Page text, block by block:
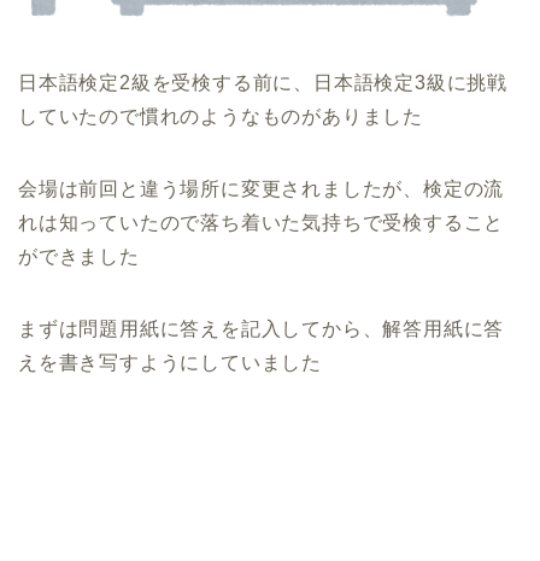
日本語検定2級を受検する前に、日本語検定3級に挑戦
していたので慣れのようなものがありました
会場は前回と違う場所に変更されましたが、検定の流
れは知っていたので落ち着いた気持ちで受検すること
ができました
まずは問題用紙に答えを記入してから、解答用紙に答
えを書き写すようにしていました